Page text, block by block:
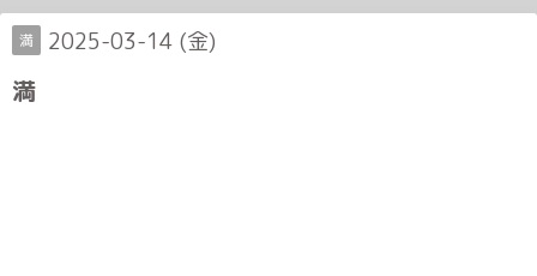
満 2025-03-14 (金)
満